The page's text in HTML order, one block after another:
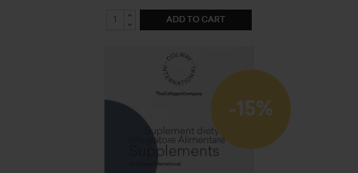
ADD TO CART
-15%